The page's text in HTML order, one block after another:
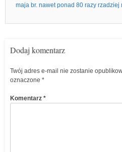
maja br. nawet ponad 80 razy rzadziej
Dodaj komentarz
Twój adres e-mail nie zostanie
oznaczone *
Komentarz *